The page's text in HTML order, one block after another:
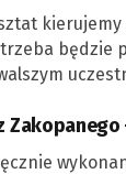
będzie